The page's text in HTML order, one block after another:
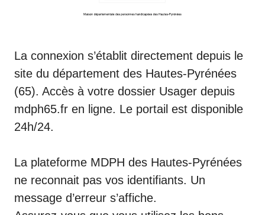
La connexion s’établit directement depuis le
site du département des Hautes-Pyrénées
(65). Accès à votre dossier Usager depuis
mdph65.fr en ligne. Le portail est disponible
24h/24.
La plateforme MDPH des Hautes-Pyrénées
ne reconnait pas vos identifiants. Un
message d’erreur s’affiche.